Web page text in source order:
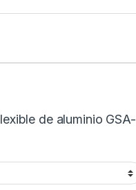
de aluminio GSA-